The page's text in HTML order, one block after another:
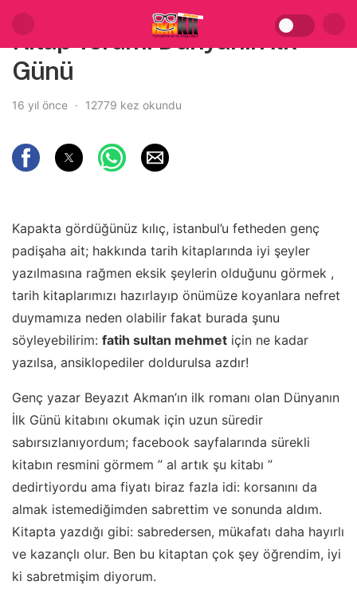
Kitap Yorum: Dünyanın İlk
Günü
16 yıl önce 12779 kez okundu
Kapakta gördüğünüz kılıç, istanbul’u fetheden genç
padişaha ait; hakkında tarih kitaplarında iyi şeyler
yazılmasına rağmen eksik şeylerin olduğunu görmek ,
tarih kitaplarımızı hazırlayıp önümüze koyanlara nefret
duymamıza neden olabilir fakat burada şunu
söyleyebilirim: fatih sultan mehmet için ne kadar
yazılsa, ansiklopediler doldurulsa azdır!
Genç yazar Beyazıt Akman’ın ilk romanı olan Dünyanın
İlk Günü kitabını okumak için uzun süredir
sabırsızlanıyordum; facebook sayfalarında sürekli
kitabın resmini görmem ” al artık şu kitabı ”
dedirtiyordu ama fiyatı biraz fazla idi: korsanını da
almak istemediğimden sabrettim ve sonunda aldım.
Kitapta yazdığı gibi: sabredersen, mükafatı daha hayırlı
ve kazançlı olur. Ben bu kitaptan çok şey öğrendim, iyi
ki sabretmişim diyorum.